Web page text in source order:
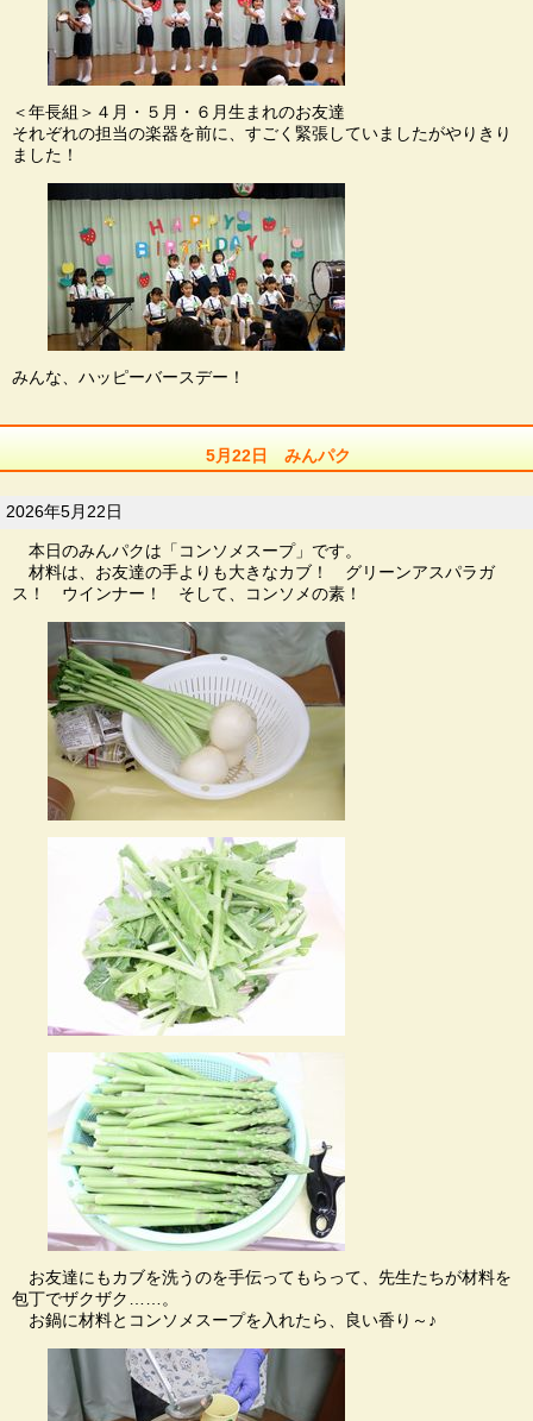
＜年長組＞４月・５月・６月生まれのお友達
それぞれの担当の楽器を前に、すごく緊張していましたがやりきり
ました！
みんな、ハッピーバースデー！
5月22日 みんパク
2026年5月22日
本日のみんパクは「コンソメスープ」です。
材料は、お友達の手よりも大きなカブ！ グリーンアスパラガ
ス！ ウインナー！ そして、コンソメの素！
お友達にもカブを洗うのを手伝ってもらって、先生たちが材料を
包丁でザクザク……。
お鍋に材料とコンソメスープを入れたら、良い香り～♪